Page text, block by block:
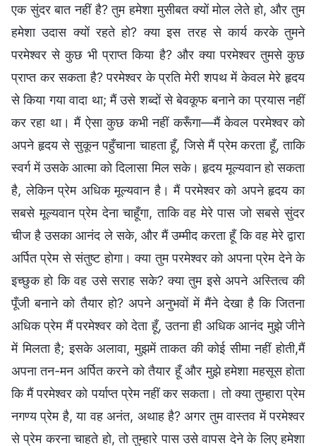
एक सुंदर बात नहीं है? तुम हमेशा मुसीबत क्यों मोल लेते हो, और तुम
हमेशा उदास क्यों रहते हो? क्या इस तरह से कार्य करके तुमने
परमेश्वर से कुछ भी प्राप्त किया है? और क्या परमेश्वर तुमसे कुछ
प्राप्त कर सकता है? परमेश्वर के प्रति मेरी शपथ में केवल मेरे हृदय
से किया गया वादा था; मैं उसे शब्दों से बेवकूफ बनाने का प्रयास नहीं
कर रहा था। मैं ऐसा कुछ कभी नहीं करूँगा—मैं केवल परमेश्वर को
अपने हृदय से सुकून पहुँचाना चाहता हूँ, जिसे मैं प्रेम करता हूँ, ताकि
स्वर्ग में उसके आत्मा को दिलासा मिल सके। हृदय मूल्यवान हो सकता
है, लेकिन प्रेम अधिक मूल्यवान है। मैं परमेश्वर को अपने हृदय का
सबसे मूल्यवान प्रेम देना चाहूँगा, ताकि वह मेरे पास जो सबसे सुंदर
चीज है उसका आनंद ले सके, और मैं उम्मीद करता हूँ कि वह मेरे द्वारा
अर्पित प्रेम से संतुष्ट होगा। क्या तुम परमेश्वर को अपना प्रेम देने के
इच्छुक हो कि वह उसे सराह सके? क्या तुम इसे अपने अस्तित्व की
पूँजी बनाने को तैयार हो? अपने अनुभवों में मैंने देखा है कि जितना
अधिक प्रेम मैं परमेश्वर को देता हूँ, उतना ही अधिक आनंद मुझे जीने
में मिलता है; इसके अलावा, मुझमें ताकत की कोई सीमा नहीं होती,मैं
अपना तन-मन अर्पित करने को तैयार हूँ और मुझे हमेशा महसूस होता
कि मैं परमेश्वर को पर्याप्त प्रेम नहीं कर सकता। तो क्या तुम्हारा प्रेम
नगण्य प्रेम है, या वह अनंत, अथाह है? अगर तुम वास्तव में परमेश्वर
से प्रेम करना चाहते हो, तो तुम्हारे पास उसे वापस देने के लिए हमेशा